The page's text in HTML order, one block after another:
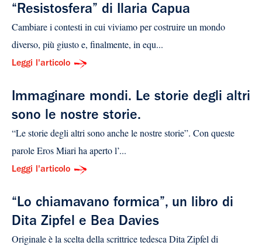
“Resistosfera” di Ilaria Capua
Cambiare i contesti in cui viviamo per costruire un mondo
diverso, più giusto e, finalmente, in equ...
Leggi l'articolo
Immaginare mondi. Le storie degli altri
sono le nostre storie.
“Le storie degli altri sono anche le nostre storie”. Con queste
parole Eros Miari ha aperto l’...
Leggi l'articolo
“Lo chiamavano formica”, un libro di
Dita Zipfel e Bea Davies
Originale è la scelta della scrittrice tedesca Dita Zipfel di